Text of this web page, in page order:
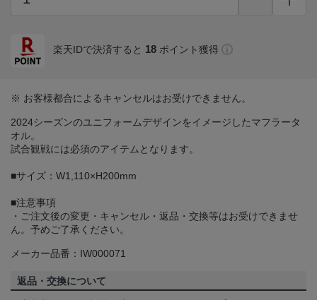
楽天IDで決済すると 18 ポイント獲得
※ お客様都合によるキャンセルはお受けできません。
2024シーズンのユニフォームデザインをイメージしたマフラータ
オル。
試合観戦には必須のアイテムとなります。
■サイズ：W1,110×H200mm
■注意事項
・ご注文後の変更・キャンセル・返品・交換等はお受けできませ
ん。予めご了承ください。
メーカー品番：IW000071
返品・交換について